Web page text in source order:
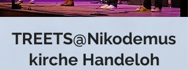
TREETS@Nikodemus
kirche Handeloh